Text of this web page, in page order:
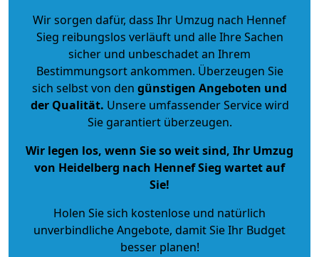
Wir sorgen dafür, dass Ihr Umzug nach Hennef
Sieg reibungslos verläuft und alle Ihre Sachen
sicher und unbeschadet an Ihrem
Bestimmungsort ankommen. Überzeugen Sie
sich selbst von den günstigen Angeboten und
der Qualität. Unsere umfassender Service wird
Sie garantiert überzeugen.
Wir legen los, wenn Sie so weit sind, Ihr Umzug
von Heidelberg nach Hennef Sieg wartet auf
Sie!
Holen Sie sich kostenlose und natürlich
unverbindliche Angebote, damit Sie Ihr Budget
besser planen!